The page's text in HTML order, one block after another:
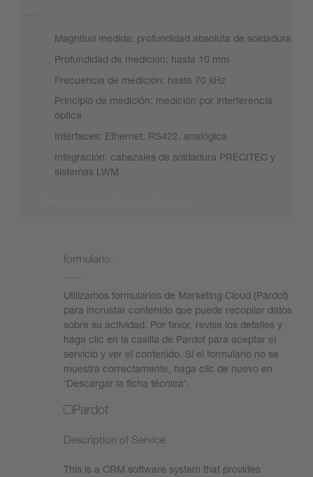
Magnitud medida: profundidad absoluta de soldadura
Profundidad de medición: hasta 10 mm
Frecuencia de medición: hasta 70 kHz
Principio de medición: medición por interferencia
óptica
Interfaces: Ethernet, RS422, analógica
Integración: cabezales de soldadura PRECITEC y
sistemas LWM
formulario.
Utilizamos formularios de Marketing Cloud (Pardot)
para incrustar contenido que puede recopilar datos
sobre su actividad. Por favor, revise los detalles y
haga clic en la casilla de Pardot para aceptar el
servicio y ver el contenido. Si el formulario no se
muestra correctamente, haga clic de nuevo en
‘Descargar la ficha técnica’.
Pardot
Description of Service
This is a CRM software system that provides